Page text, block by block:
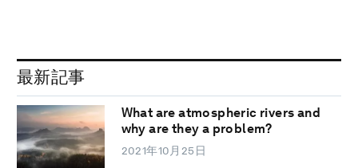
最新記事
What are atmospheric rivers and
why are they a problem?
2021年10月25日